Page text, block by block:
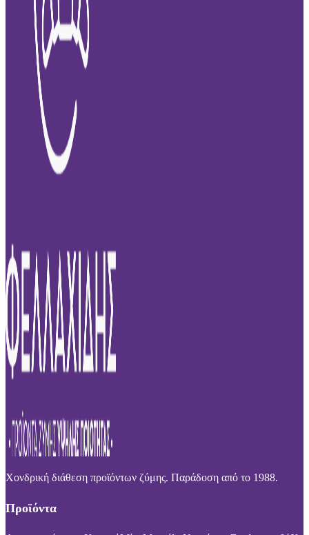
Χονδρική διάθεση προϊόντων ζύμης. Παράδοση από το 1988.
Προϊόντα